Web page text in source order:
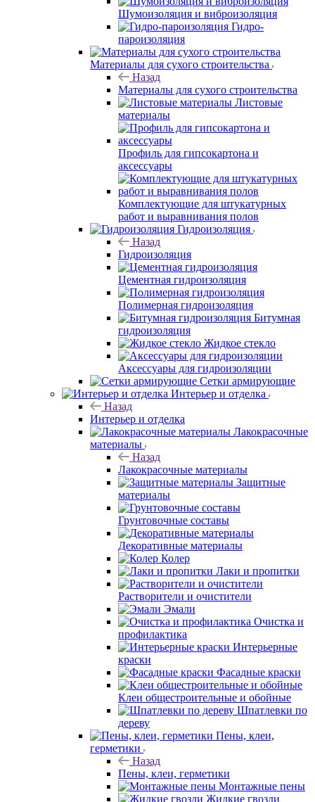
Шумоизоляция и виброизоляция
Гидро-
пароизоляция
Материалы для сухого строительства
Назад
Материалы для сухого строительства
Листовые
материалы
Профиль для гипсокартона и
аксессуары
Комплектующие для штукатурных
работ и выравнивания полов
Гидроизоляция
Назад
Гидроизоляция
Цементная гидроизоляция
Полимерная гидроизоляция
Битумная
гидроизоляция
Жидкое стекло
Аксессуары для гидроизоляции
Сетки армирующие
Интерьер и отделка
Назад
Интерьер и отделка
Лакокрасочные
материалы
Назад
Лакокрасочные материалы
Защитные
материалы
Грунтовочные составы
Декоративные материалы
Колер
Лаки и пропитки
Растворители и очистители
Эмали
Очистка и
профилактика
Интерьерные
краски
Фасадные краски
Клеи общестроительные и обойные
Шпатлевки по
дереву
Пены, клеи,
герметики
Назад
Пены, клеи, герметики
Монтажные пены
Жидкие гвозди